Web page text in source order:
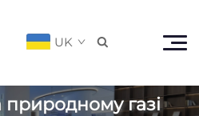
UK 
природному газі